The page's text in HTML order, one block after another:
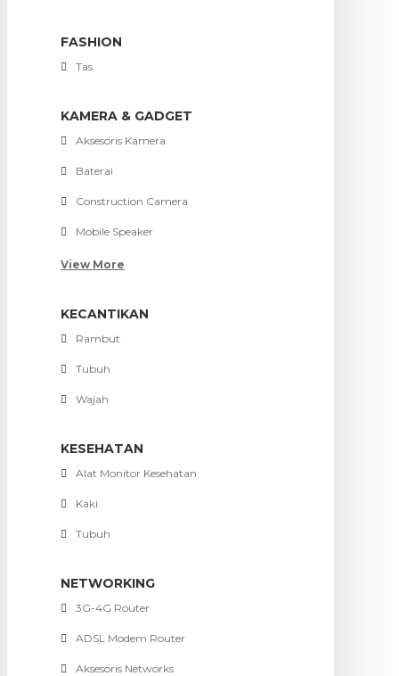
FASHION
Tas
KAMERA & GADGET
Aksesoris Kamera
Baterai
Construction Camera
Mobile Speaker
View More
KECANTIKAN
Rambut
Tubuh
Wajah
KESEHATAN
Alat Monitor Kesehatan
Kaki
Tubuh
NETWORKING
3G-4G Router
ADSL Modem Router
Aksesoris Networks